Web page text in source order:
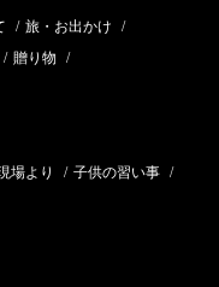
/ 旅・お出かけ /
/ 贈り物 /
場より / 子供の習い事 /